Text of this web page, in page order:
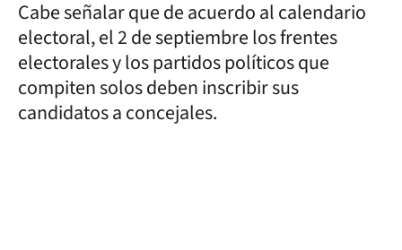
Cabe señalar que de acuerdo al calendario
electoral, el 2 de septiembre los frentes
electorales y los partidos políticos que
compiten solos deben inscribir sus
candidatos a concejales.